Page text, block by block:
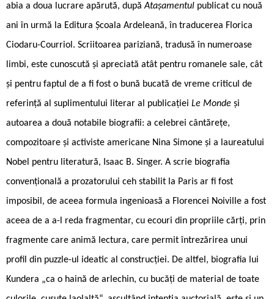
abia a doua lucrare apărută, dupăAtașamentul publicat cu nouă
ani în urmă la Editura Școala Ardeleană, în traducerea Florica
Ciodaru-Courriol. Scriitoarea pariziană, tradusă în numeroase
limbi, este cunoscută și apreciată atât pentru romanele sale, cât
și pentru faptul de a fi fost o bună bucată de vreme criticul de
referință al suplimentului literar al publicației Le Monde și
autoarea a două notabile biografii: a celebrei cântărețe,
compozitoare și activiste americane Nina Simone și a laureatului
Nobel pentru literatură, Isaac B. Singer. A scrie biografia
convențională a prozatorului ceh stabilit la Paris ar fi fost
imposibil, de aceea formula ingenioasă a Florencei Noiville a fost
aceea de a a-l reda fragmentar, cu ecouri din propriile cărți, prin
fragmente care animă lectura, care permit întrezărirea unui
profil din puzzle-ul ideatic al construcției. De altfel, biografia lui
Kundera „ca o haină de arlechin, cu bucăți de material de toate